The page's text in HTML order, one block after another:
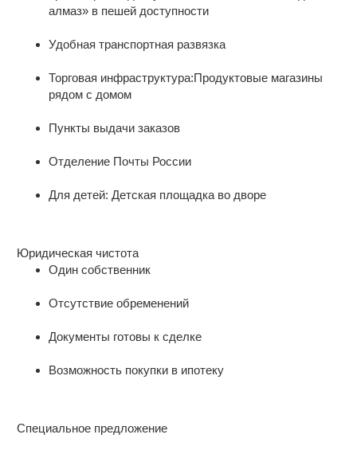
1 взрослый собственник .
Реальному покупателю небольшой торг
уместен.
заключения ДКП.
Рядом с комплексом расположена роща
возможности для прогулок на свежем
собственник. Документы готовы к
продаже. Полная сумма в договоре.
алмаз» в пешей доступности
Удобная транспортная развязка
Торговая инфраструктура:Продуктовые магазины
рядом с домом
Пункты выдачи заказов
Отделение Почты России
Для детей: Детская площадка во дворе
Юридическая чистота
Один собственник
Отсутствие обременений
Документы готовы к сделке
Возможность покупки в ипотеку
Специальное предложение